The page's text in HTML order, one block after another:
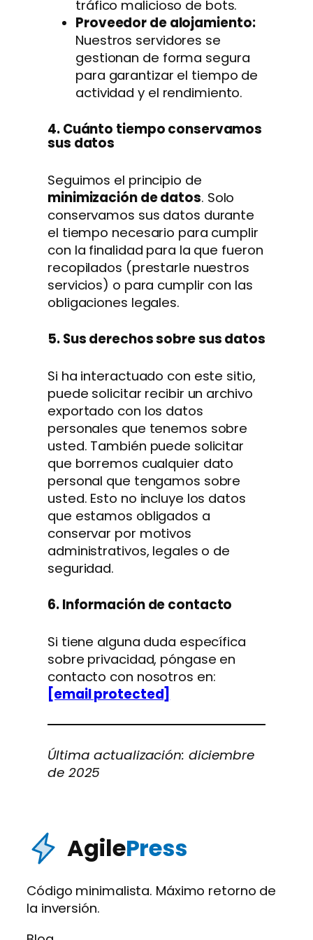
tráfico malicioso de bots.
Proveedor de alojamiento:
Nuestros servidores se
gestionan de forma segura
para garantizar el tiempo de
actividad y el rendimiento.
4. Cuánto tiempo conservamos
sus datos
Seguimos el principio de
minimización de datos. Solo
conservamos sus datos durante
el tiempo necesario para cumplir
con la finalidad para la que fueron
recopilados (prestarle nuestros
servicios) o para cumplir con las
obligaciones legales.
5. Sus derechos sobre sus datos
Si ha interactuado con este sitio,
puede solicitar recibir un archivo
exportado con los datos
personales que tenemos sobre
usted. También puede solicitar
que borremos cualquier dato
personal que tengamos sobre
usted. Esto no incluye los datos
que estamos obligados a
conservar por motivos
administrativos, legales o de
seguridad.
6. Información de contacto
Si tiene alguna duda específica
sobre privacidad, póngase en
contacto con nosotros en:
[email protected]
Última actualización: diciembre
de 2025
AgilePress
Código minimalista. Máximo retorno de
la inversión.